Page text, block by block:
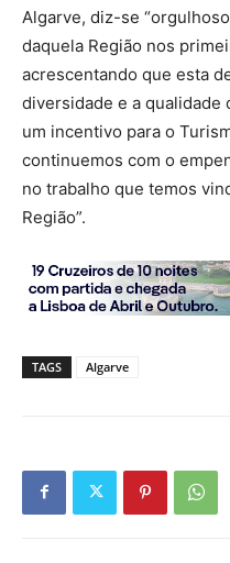
Algarve, diz-se
daquela Região nos
acrescentando que esta
diversidade e a qualidade
um incentivo para o
continuemos com o
no trabalho que temos
Região”.
TAGS Algarve